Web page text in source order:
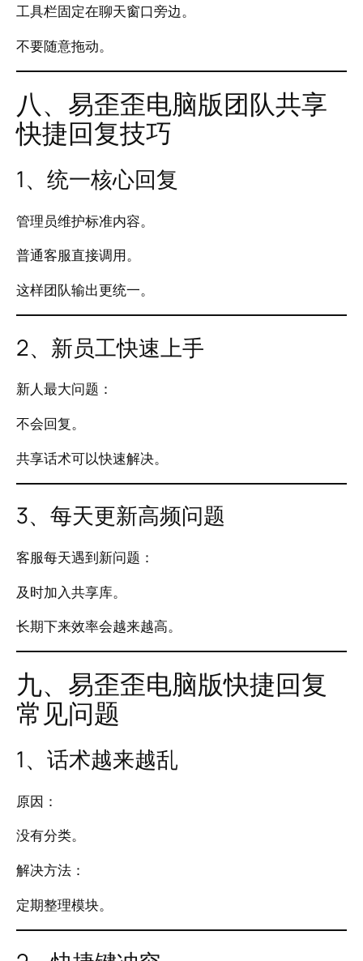
工具栏固定在聊天窗口旁边。
不要随意拖动。
八、易歪歪电脑版团队共享
快捷回复技巧
1、统一核心回复
管理员维护标准内容。
普通客服直接调用。
这样团队输出更统一。
2、新员工快速上手
新人最大问题：
不会回复。
共享话术可以快速解决。
3、每天更新高频问题
客服每天遇到新问题：
及时加入共享库。
长期下来效率会越来越高。
九、易歪歪电脑版快捷回复
常见问题
1、话术越来越乱
原因：
没有分类。
解决方法：
定期整理模块。